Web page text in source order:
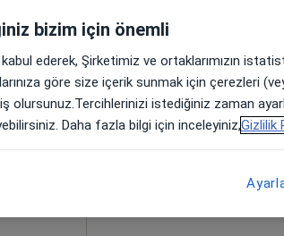
Online randevu
Randevu
bizim için önemli
ederek, Şirketimiz ve ortaklarımızın
göre size içerik sunmak için çerezleri
olursunuz.Tercihlerinizi istediğiniz zaman
Daha fazla bilgi için inceleyiniz,Gizlilik